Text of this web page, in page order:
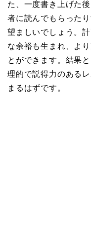
た、一度書き上げた
者に読んでもらった
望ましいでしょう。
な余裕も生まれ、よ
とができます。結果
理的で説得力のある
まるはずです。